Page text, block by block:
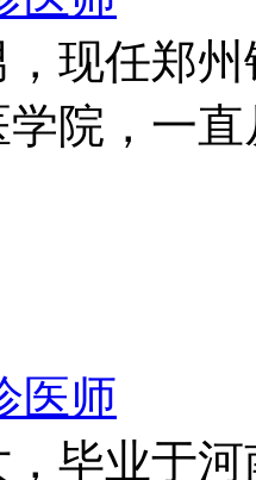
现任郑
院，一直
医师
毕业于